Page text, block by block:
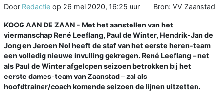
Door Redactie op 26 mei 2020, 16:25 uur Bron: VV Zaanstad
KOOG AAN DE ZAAN - Met het aanstellen van het
viermanschap René Leeflang, Paul de Winter, Hendrik-Jan de
Jong en Jeroen Nol heeft de staf van het eerste heren-team
een volledig nieuwe invulling gekregen. René Leeflang – net
als Paul de Winter afgelopen seizoen betrokken bij het
eerste dames-team van Zaanstad – zal als
hoofdtrainer/coach komende seizoen de lijnen uitzetten.